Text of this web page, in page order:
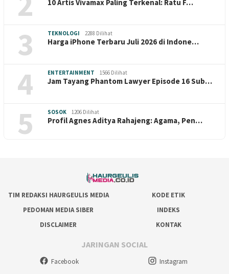
10 Artis Vivamax Paling Terkenal: Ratu F…
3 TEKNOLOGI 2288 Dilihat
Harga iPhone Terbaru Juli 2026 di Indone…
4 ENTERTAINMENT 1566 Dilihat
Jam Tayang Phantom Lawyer Episode 16 Sub…
5 SOSOK 1206 Dilihat
Profil Agnes Aditya Rahajeng: Agama, Pen…
TIM REDAKSI HAURGEULIS MEDIA
KODE ETIK
PEDOMAN MEDIA SIBER
INDEKS
DISCLAIMER
KONTAK
JARINGAN SOCIAL
Facebook Instagram